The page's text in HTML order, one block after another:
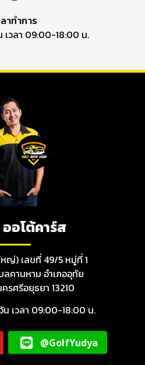
ลาทำการ
เวลา 09:00-18:00 น.
อโต้คาร์ส
ญ่) เลขที่ 49/5 หมู่ที่ 1
ลคานหาม อำเภออุทัย
รศรีอยุธยา 13210
น เวลา 09:00-18:00 น.
@GolfYudya